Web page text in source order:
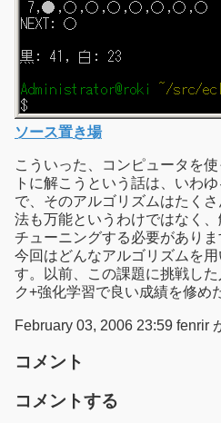
ソース置き場
こういった、コンピュータを
トに解こうという話は、いわ
で、そのアルゴリズムはたく
法も万能というわけではなく
チューニングする必要がありま
今回はどんなアルゴリズムを
す。以前、この課題に挑戦し
ク+強化学習で良い成績を修め
February 03, 2006 23:59 fenrir
コメント
コメントする